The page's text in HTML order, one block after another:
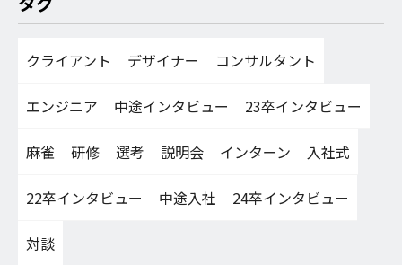
クライアント デザイナー コンサルタント
エンジニア 中途インタビュー 23卒インタビュー
麻雀 研修 選考 説明会 インターン 入社式
22卒インタビュー 中途入社 24卒インタビュー
対談